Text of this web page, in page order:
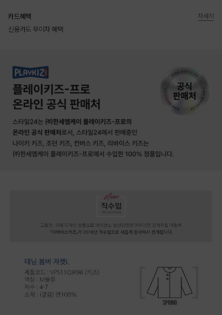
카드혜택
신용카드 무이자 혜택
자세히